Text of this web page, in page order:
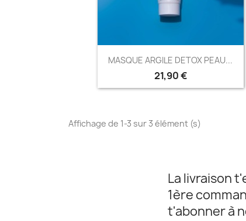
 Aperçu rapide
MASQUE ARGILE DETOX PEAU...
21,90 €
Affichage de 1-3 sur 3 élément (s)
La livraison
1ère
t'abonner à